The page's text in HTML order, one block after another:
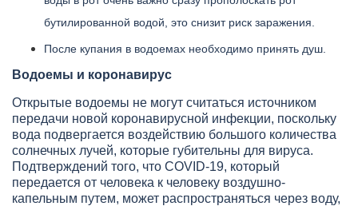
бутилированной водой, это снизит риск заражения.
После купания в водоемах необходимо принять душ.
Водоемы и коронавирус
Открытые водоемы не могут считаться источником
передачи новой коронавирусной инфекции, поскольку
вода подвергается воздействию большого количества
солнечных лучей, которые губительны для вируса.
Подтверждений того, что COVID-19, который
передается от человека к человеку воздушно-
капельным путем, может распространяться через воду,